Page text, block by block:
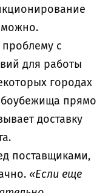
с
для работы
городах
прямо
доставку
поставщиками,
«Если еще